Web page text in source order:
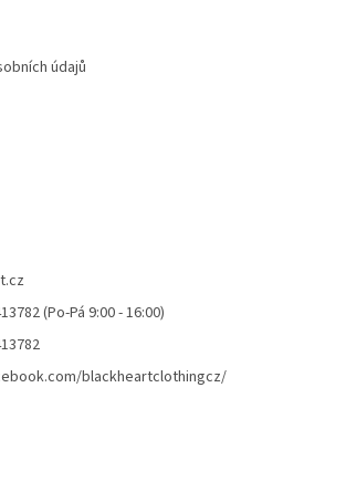
údajů
(Po-Pá 9:00 - 16:00)
blackheartclothingcz/